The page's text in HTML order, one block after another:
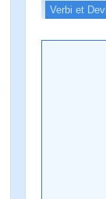
Verbi et